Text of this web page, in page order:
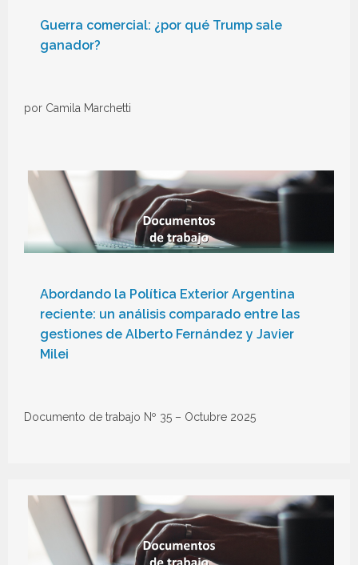
Guerra comercial: ¿por qué Trump sale
ganador?
por Camila Marchetti
Abordando la Política Exterior Argentina
reciente: un análisis comparado entre las
gestiones de Alberto Fernández y Javier
Milei
Documento de trabajo Nº 35 – Octubre 2025